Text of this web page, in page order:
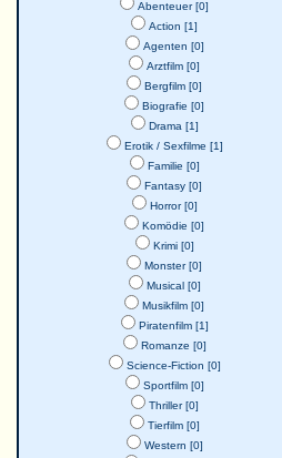
Abenteuer [0]
Action [1]
Agenten [0]
Arztfilm [0]
Bergfilm [0]
Biografie [0]
Drama [1]
Erotik / Sexfilme [1]
Familie [0]
Fantasy [0]
Horror [0]
Komödie [0]
Krimi [0]
Monster [0]
Musical [0]
Musikfilm [0]
Piratenfilm [1]
Romanze [0]
Science-Fiction [0]
Sportfilm [0]
Thriller [0]
Tierfilm [0]
Western [0]